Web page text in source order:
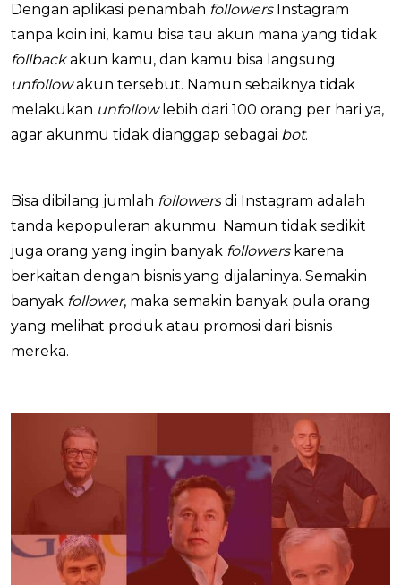
Dengan aplikasi penambah followers Instagram
tanpa koin ini, kamu bisa tau akun mana yang tidak
follbackakun kamu, dan kamu bisa langsung
unfollowakun tersebut. Namun sebaiknya tidak
melakukan unfollow lebih dari 100 orang per hari ya,
agar akunmu tidak dianggap sebagai bot.
Bisa dibilang jumlah followersdi Instagram adalah
tanda kepopuleran akunmu. Namun tidak sedikit
juga orang yang ingin banyak followers karena
berkaitan dengan bisnis yang dijalaninya. Semakin
banyak follower, maka semakin banyak pula orang
yang melihat produk atau promosi dari bisnis
mereka.